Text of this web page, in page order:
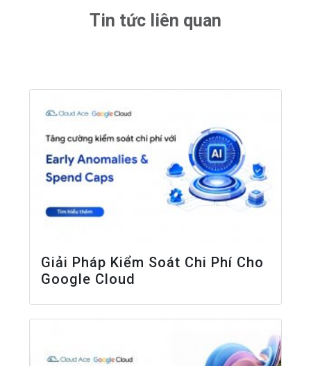
Tin tức liên quan
Giải Pháp Kiểm Soát Chi Phí Cho
Google Cloud